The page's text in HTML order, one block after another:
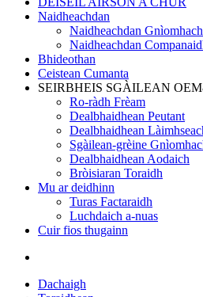
Naidheachdan
Naidheachdan
Naidheachdan
Bhideothan
Ceistean Cumanta
SEIRBHEIS SGÀILEAN
Ro-ràdh Frèam
Dealbhaidhean Peutant
Dealbhaidhean
Sgàilean-grèine
Dealbhaidhean Aodaich
Bròisiaran Toraidh
Mu ar deidhinn
Turas Factaraidh
Luchdaich a-nuas
Cuir fios thugainn
Dachaigh